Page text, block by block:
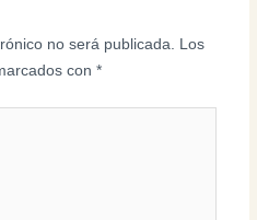
no será publicada. Los
con *